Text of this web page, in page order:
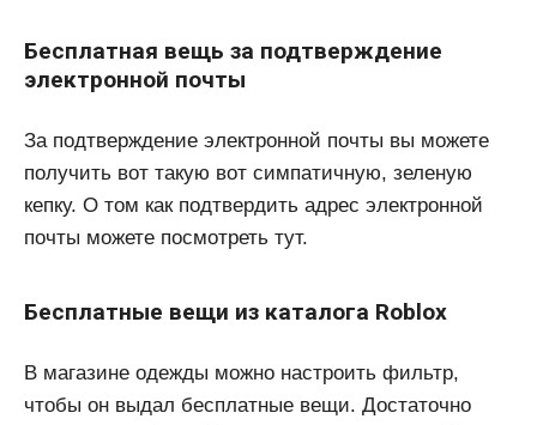
Бесплатная вещь за подтверждение
электронной почты
За подтверждение электронной почты вы можете
получить вот такую вот симпатичную, зеленую
кепку. О том как подтвердить адрес электронной
почты можете посмотреть тут.
Бесплатные вещи из каталога Roblox
В магазине одежды можно настроить фильтр,
чтобы он выдал бесплатные вещи. Достаточно